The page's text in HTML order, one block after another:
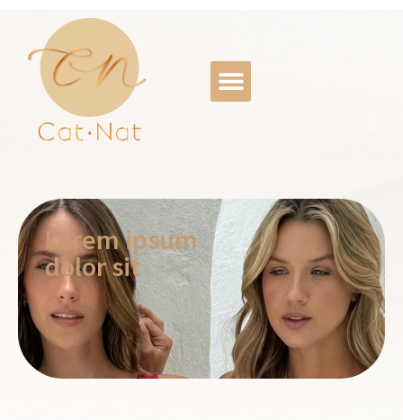
Lorem ipsum
dolor sit